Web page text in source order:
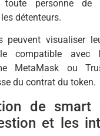
toute personne de
détenteurs.
peuvent visualiser
compatible avec
MetaMask ou
du contrat du token.
de smart
et les